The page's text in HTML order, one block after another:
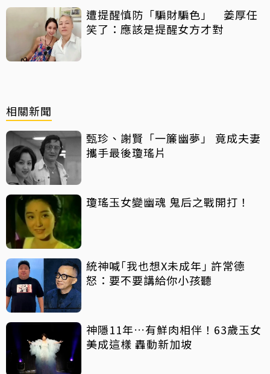
遭提醒慎防「騙財騙色」 姜厚任
笑了：應該是提醒女方才對
相關新聞
甄珍、謝賢「一簾幽夢」 竟成夫妻
攜手最後瓊瑤片
瓊瑤玉女變幽魂 鬼后之戰開打！
統神喊｢我也想X未成年｣ 許常德
怒：要不要講給你小孩聽
神隱11年…有鮮肉相伴！63歲玉女
美成這樣 轟動新加坡